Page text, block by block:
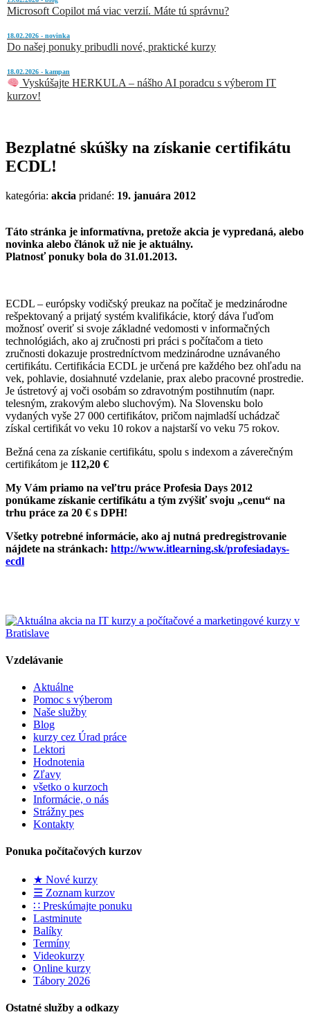
Microsoft Copilot má viac verzií. Máte tú správnu?
18.02.2026 - novinka
Do našej ponuky pribudli nové, praktické kurzy
18.02.2026 - kampan
Vyskúšajte HERKULA – nášho AI poradcu s výberom IT
kurzov!
Bezplatné skúšky na získanie certifikátu
ECDL!
kategória: akcia pridané: 19. januára 2012
Táto stránka je informatívna, pretože akcia je vypredaná, alebo
novinka alebo článok už nie je aktuálny.
Platnosť ponuky bola do 31.01.2013.
ECDL – európsky vodičský preukaz na počítač je medzinárodne
rešpektovaný a prijatý systém kvalifikácie, ktorý dáva ľuďom
možnosť overiť si svoje základné vedomosti v informačných
technológiách, ako aj zručnosti pri práci s počítačom a tieto
zručnosti dokazuje prostredníctvom medzinárodne uznávaného
certifikátu. Certifikácia ECDL je určená pre každého bez ohľadu na
vek, pohlavie, dosiahnuté vzdelanie, prax alebo pracovné prostredie.
Je ústretový aj voči osobám so zdravotným postihnutím (napr.
telesným, zrakovým alebo sluchovým). Na Slovensku bolo
vydaných vyše 27 000 certifikátov, pričom najmladší uchádzač
získal certifikát vo veku 10 rokov a najstarší vo veku 75 rokov.
Bežná cena za získanie certifikátu, spolu s indexom a záverečným
certifikátom je 112,20 €
My Vám priamo na veľtru práce Profesia Days 2012
ponúkame získanie certifikátu a tým zvýšiť svoju „cenu“ na
trhu práce za 20 € s DPH!
Všetky potrebné informácie, ako aj nutná predregistrovanie
nájdete na stránkach: http://www.itlearning.sk/profesiadays-
ecdl
Vzdelávanie
Aktuálne
Pomoc s výberom
Naše služby
Blog
kurzy cez Úrad práce
Lektori
Hodnotenia
Zľavy
všetko o kurzoch
Informácie, o nás
Strážny pes
Kontakty
Ponuka počítačových kurzov
★ Nové kurzy
☰ Zoznam kurzov
∷ Preskúmajte ponuku
Lastminute
Balíky
Termíny
Videokurzy
Online kurzy
Tábory 2026
Ostatné služby a odkazy